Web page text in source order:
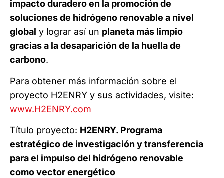
impacto duradero en la promoción de
soluciones de hidrógeno renovable a nivel
global y lograr así un planeta más limpio
gracias a la desaparición de la huella de
carbono.
Para obtener más información sobre el
proyecto H2ENRY y sus actividades, visite:
www.H2ENRY.com
Título proyecto: H2ENRY. Programa
estratégico de investigación y transferencia
para el impulso del hidrógeno renovable
como vector energético